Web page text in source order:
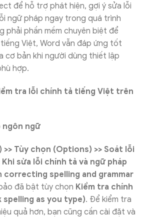
để hỗ trợ phát hiện, gợi ý sửa lỗi
ngữ pháp ngay trong quá trình
phải phần mềm chuyên biệt để
Việt, Word vẫn đáp ứng tốt
cơ bản khi người dùng thiết lập
hợp.
tra lỗi chính tả tiếng Việt trên
ngôn ngữ
>> Tùy chọn (Options) >> Soát lỗi
Khi sửa lỗi chính tả và ngữ pháp
correcting spelling and grammar
đã bật tùy chọn Kiểm tra chính
spelling as you type). Để kiểm tra
quả hơn, bạn cũng cần cài đặt và